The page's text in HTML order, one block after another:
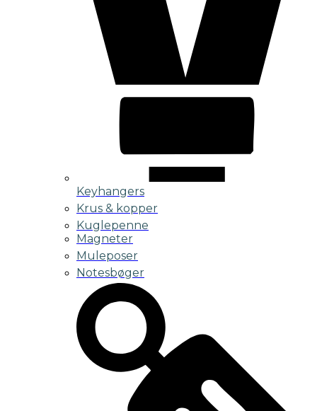
Keyhangers
Krus & kopper
Kuglepenne
Magneter
Muleposer
Notesbøger